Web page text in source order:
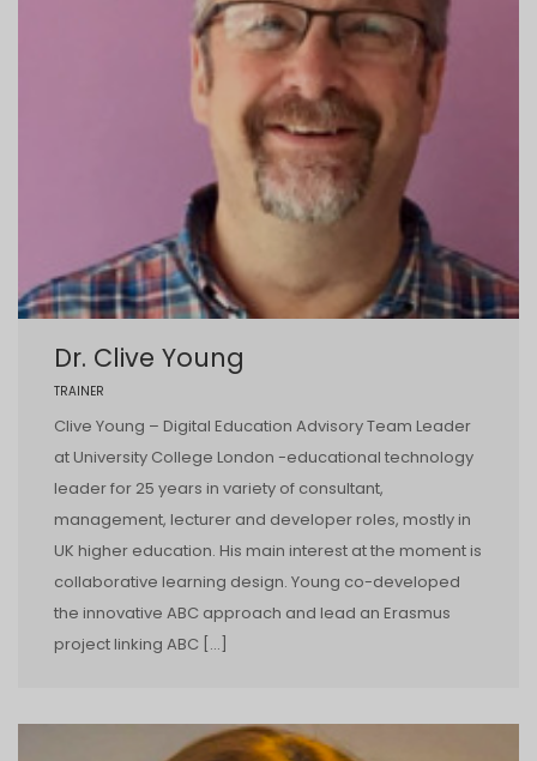
Dr. Clive Young
TRAINER
Clive Young – Digital Education Advisory Team Leader
at University College London -educational technology
leader for 25 years in variety of consultant,
management, lecturer and developer roles, mostly in
UK higher education. His main interest at the moment is
collaborative learning design. Young co-developed
the innovative ABC approach and lead an Erasmus
project linking ABC […]